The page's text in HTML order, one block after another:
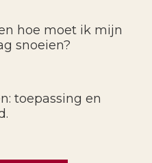
hoe moet ik mijn
snoeien?
toepassing en